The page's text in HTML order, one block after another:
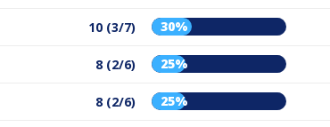
10 (3/7) 30%
8 (2/6) 25%
8 (2/6) 25%